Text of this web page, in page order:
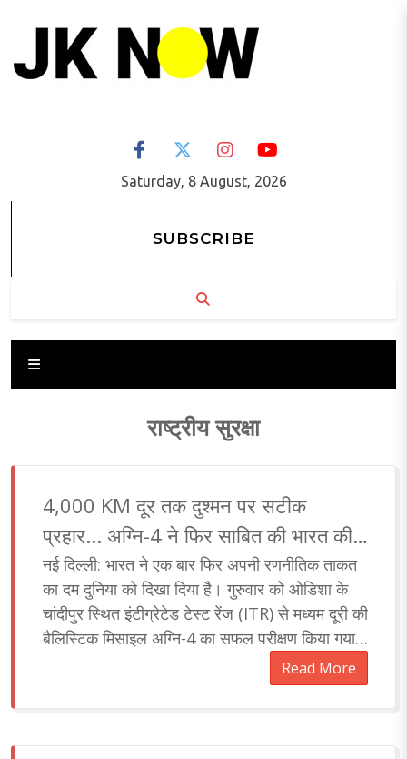
Saturday, 8 August, 2026
SUBSCRIBE
राष्ट्रीय सुरक्षा
4,000 KM दूर तक दुश्मन पर सटीक
प्रहार... अग्नि-4 ने फिर साबित की भारत की
'अग्नि शक्ति'
नई दिल्ली: भारत ने एक बार फिर अपनी रणनीतिक ताकत
का दम दुनिया को दिखा दिया है। गुरुवार को ओडिशा के
चांदीपुर स्थित इंटीग्रेटेड टेस्ट रेंज (ITR) से मध्यम दूरी की
बैलिस्टिक मिसाइल अग्नि-4 का सफल परीक्षण किया गया।
यह परीक्षण स्ट्रैटेजिक फोर्सेस कमांड (SFC) की..Read More